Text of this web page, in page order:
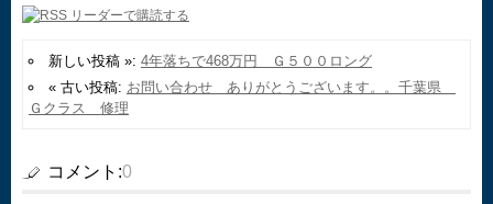
新しい投稿 »: 4年落ちで468万円 Ｇ５００ロング
« 古い投稿: お問い合わせ ありがとうございます。。千葉県
Ｇクラス 修理
コメント:0